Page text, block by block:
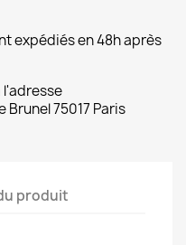
expédiés en 48h après
l'adresse
Brunel 75017 Paris
produit